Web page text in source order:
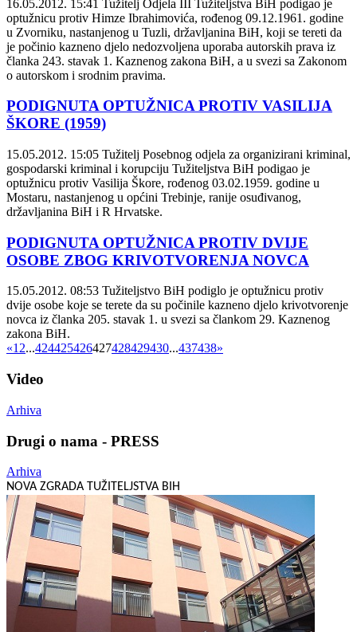
16.05.2012. 15:41 Tužitelj Odjela III Tužiteljstva BiH podigao je
optužnicu protiv Himze Ibrahimovića, rođenog 09.12.1961. godine
u Zvorniku, nastanjenog u Tuzli, državljanina BiH, koji se tereti da
je počinio kazneno djelo nedozvoljena uporaba autorskih prava iz
članka 243. stavak 1. Kaznenog zakona BiH, a u svezi sa Zakonom
o autorskom i srodnim pravima.
PODIGNUTA OPTUŽNICA PROTIV VASILIJA
ŠKORE (1959)
15.05.2012. 15:05 Tužitelj Posebnog odjela za organizirani kriminal,
gospodarski kriminal i korupciju Tužiteljstva BiH podigao je
optužnicu protiv Vasilija Škore, rođenog 03.02.1959. godine u
Mostaru, nastanjenog u općini Trebinje, ranije osuđivanog,
državljanina BiH i R Hrvatske.
PODIGNUTA OPTUŽNICA PROTIV DVIJE
OSOBE ZBOG KRIVOTVORENJA NOVCA
15.05.2012. 08:53 Tužiteljstvo BiH podiglo je optužnicu protiv
dvije osobe koje se terete da su počinile kazneno djelo krivotvorenje
novca iz članka 205. stavak 1. u svezi sa člankom 29. Kaznenog
zakona BiH.
«12...424425426427428429430...437438»
Video
Arhiva
Drugi o nama - PRESS
Arhiva
NOVA ZGRADA TUŽITELJSTVA BIH